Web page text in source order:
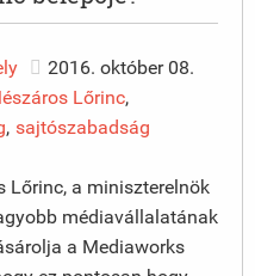
2016. október 08.
Lőrinc,
, sajtószabadság
Lőrinc, a miniszterelnök
médiavállalatának
a Mediaworks